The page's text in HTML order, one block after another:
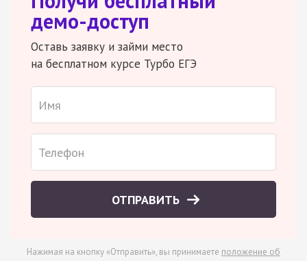
демо-доступ
Оставь заявку и займи место
на бесплатном курсе Турбо ЕГЭ
ОТПРАВИТЬ
Нажимая на кнопку «Отправить», вы принимаете положение об